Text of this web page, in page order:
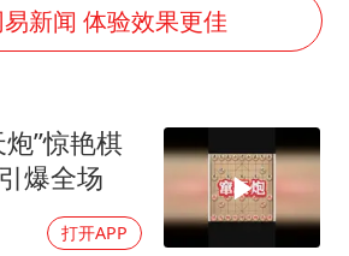
几元成本的AI广告导致千万市值蒸发
购飞机票7分钟后退票被扣2022元
白海豚将正面袭击贯穿浙江
酒店回应车内过夜被收150元
新闻 体验效果更佳
”惊艳棋
爆全场
打开APP